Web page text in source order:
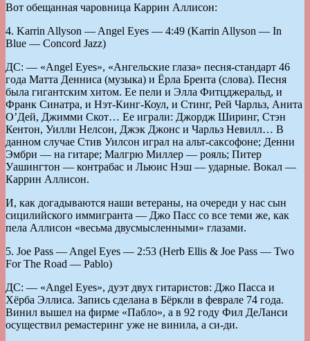
Вот обещанная чаровница Каррин Аллисон:
4. Karrin Allyson — Angel Eyes — 4:49 (Karrin Allyson — In
Blue — Concord Jazz)
ДС: — «Angel Eyes», «Ангельские глаза» песня-стандарт 46
года Матта Денниса (музыка) и Ёрла Брента (слова). Песня
была гигантским хитом. Ее пели и Элла Фитцджеральд, и
Франк Синатра, и Нэт-Кинг-Коул, и Стинг, Рей Чарльз, Анита
О’Дей, Джимми Скот… Ее играли: Джордж Ширинг, Стэн
Кентон, Уилли Нелсон, Джэк Джонс и Чарльз Невилл… В
данном случае Стив Уилсон играл на альт-саксофоне; Денни
Эмбри — на гитаре; Малгрю Миллер — рояль; Питер
Уашингтон — контрабас и Льюис Нэш — ударные. Вокал —
Каррин Аллисон.
И, как догадываются наши ветераны, на очереди у нас сын
сицилийского иммигранта — Джо Пасс со все теми же, как
пела Аллисон «весьма двусмысленными» глазами.
5. Joe Pass — Angel Eyes — 2:53 (Herb Ellis & Joe Pass — Two
For The Road — Pablo)
ДС: — «Angel Eyes», дуэт двух гитаристов: Джо Пасса и
Хёрба Эллиса. Запись сделана в Бёркли в феврале 74 года.
Винил вышел на фирме «Пабло», а в 92 году Фил ДеЛанси
осуществил ремастеринг уже не винила, а си-ди.